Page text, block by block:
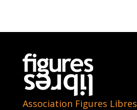
Association Figures Libres